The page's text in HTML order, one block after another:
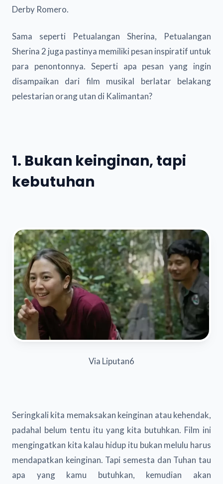
Derby Romero.
Sama seperti Petualangan Sherina, Petualangan
Sherina 2 juga pastinya memiliki pesan inspiratif untuk
para penontonnya. Seperti apa pesan yang ingin
disampaikan dari film musikal berlatar belakang
pelestarian orang utan di Kalimantan?
1. Bukan keinginan, tapi
kebutuhan
Via Liputan6
Seringkali kita memaksakan keinginan atau kehendak,
padahal belum tentu itu yang kita butuhkan. Film ini
mengingatkan kita kalau hidup itu bukan melulu harus
mendapatkan keinginan. Tapi semesta dan Tuhan tau
apa yang kamu butuhkan, kemudian akan